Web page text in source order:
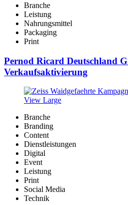
Branche
Leistung
Nahrungsmittel
Packaging
Print
Pernod Ricard Deutschland
Verkaufsaktivierung
View Large
Branche
Branding
Content
Dienstleistungen
Digital
Event
Leistung
Print
Social Media
Technik